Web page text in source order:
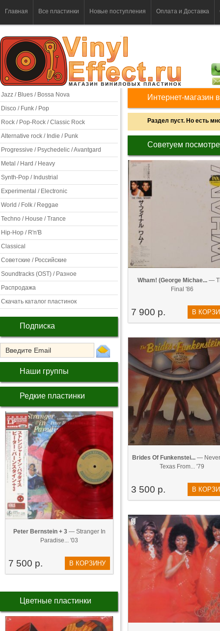
Главная Все пластинки Новые поступления Оплата и Доставка
Jazz / Blues / Bossa Nova
Disco / Funk / Pop
Rock / Pop-Rock / Classic Rock
Alternative rock / Indie / Punk
Progressive / Psychedelic / Avantgard
Metal / Hard / Heavy
Synth-Pop / Industrial
Experimental / Electronic
World / Folk / Reggae
Techno / House / Trance
Hip-Hop / R'n'B
Classical
Советские / Российские
Soundtracks (OST) / Разное
Распродажа
Скачать каталог пластинок
Подписка
Наши группы
Редкие пластинки
Peter Bernstein + 3— Stranger In
Paradise... '03
7 500 р. В КОРЗИНУ
Цветные пластинки
Интернет-магазин
Раздел пуст. Но есть
Советуем
Wham! (George Michae... —
Final '86
7 900 р. В
Brides Of Funkenstei...— Never
Texas From... '79
3 500 р. В